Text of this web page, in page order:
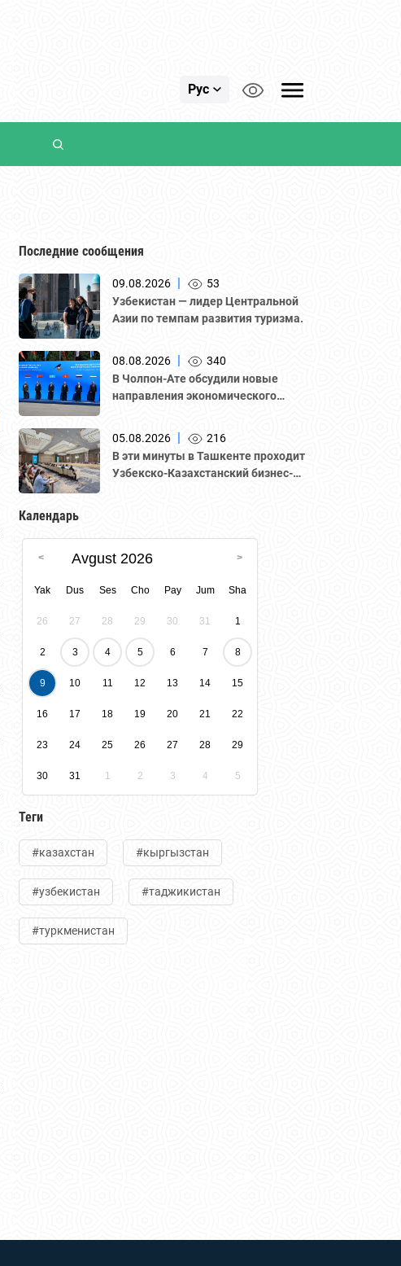
Рус
Последние сообщения
09.08.2026 |
53
Узбекистан — лидер Центральной
Азии по темпам развития туризма.
08.08.2026 |
340
В Чолпон-Ате обсудили новые
направления экономического
05.08.2026 |
216
В эти минуты в Ташкенте проходит
Узбекско-Казахстанский бизнес-
предпринимателей Казахстана
"Атамекен."
Календарь
Avgust 2026
Yak Dus Ses Cho Pay Jum Sha
26 27 28 29 30 31 1
2 3 4 5 6 7 8
9 10 11 12 13 14 15
16 17 18 19 20 21 22
23 24 25 26 27 28 29
30 31 1 2 3 4 5
Теги
#казахстан #кыргызстан
#узбекистан #таджикистан
#туркменистан